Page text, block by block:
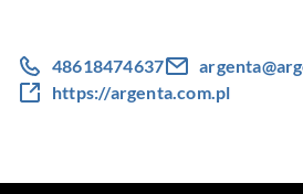
48618474637
https://argenta.com.pl